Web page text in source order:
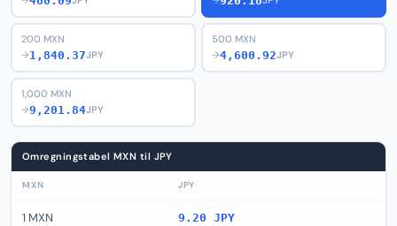
200 MXN
→1,840.37JPY
500 MXN
→4,600.92JPY
1,000 MXN
→9,201.84JPY
Omregningstabel MXN til JPY
MXN JPY
1 MXN 9.20 JPY